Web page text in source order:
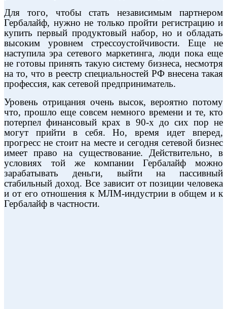
Для того, чтобы стать независимым партнером
Гербалайф, нужно не только пройти регистрацию и
купить первый продуктовый набор, но и обладать
высоким уровнем стрессоустойчивости. Еще не
наступила эра сетевого маркетинга, люди пока еще
не готовы принять такую систему бизнеса, несмотря
на то, что в реестр специальностей РФ внесена такая
профессия, как сетевой предприниматель.
Уровень отрицания очень высок, вероятно потому
что, прошло еще совсем немного времени и те, кто
потерпел финансовый крах в 90-х до сих пор не
могут прийти в себя. Но, время идет вперед,
прогресс не стоит на месте и сегодня сетевой бизнес
имеет право на существование. Действительно, в
условиях той же компании Гербалайф можно
зарабатывать деньги, выйти на пассивный
стабильный доход. Все зависит от позиции человека
и от его отношения к МЛМ-индустрии в общем и к
Гербалайф в частности.